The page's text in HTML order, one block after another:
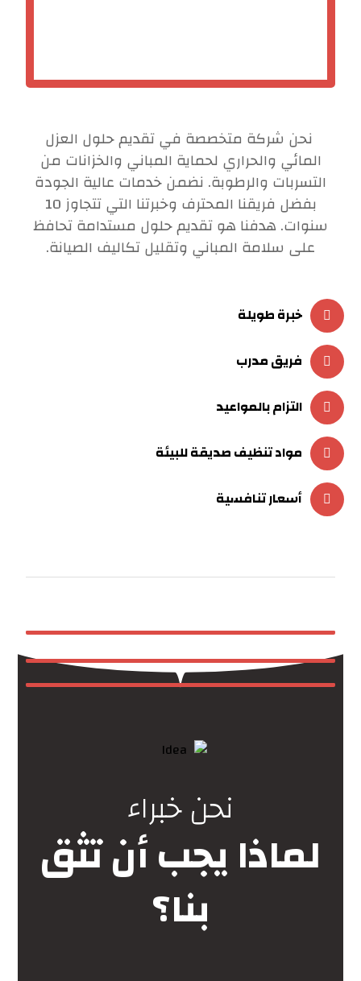
نحن شركة متخصصة في تقديم حلول العزل
المائي والحراري لحماية المباني والخزانات من
التسربات والرطوبة. نضمن خدمات عالية الجودة
بفضل فريقنا المحترف وخبرتنا التي تتجاوز 10
سنوات. هدفنا هو تقديم حلول مستدامة تحافظ
على سلامة المباني وتقليل تكاليف الصيانة.
خبرة طويلة
فريق مدرب
التزام بالمواعيد
مواد تنظيف صديقة للبيئة
أسعار تنافسية
خدمات العزل
تسليك المجاري
نحن خبراء
لماذا يجب أن تثق
بنا؟